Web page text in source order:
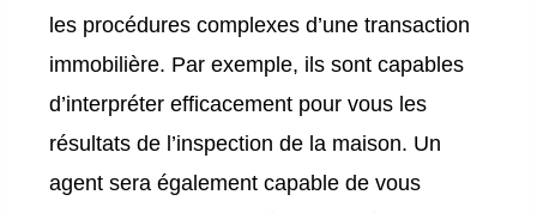
les procédures complexes d’une transaction
immobilière. Par exemple, ils sont capables
d’interpréter efficacement pour vous les
résultats de l’inspection de la maison. Un
agent sera également capable de vous